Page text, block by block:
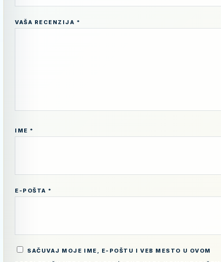
VAŠA RECENZIJA *
IME *
E-POŠTA *
SAČUVAJ MOJE IME, E-POŠTU I VEB MESTO U OVOM